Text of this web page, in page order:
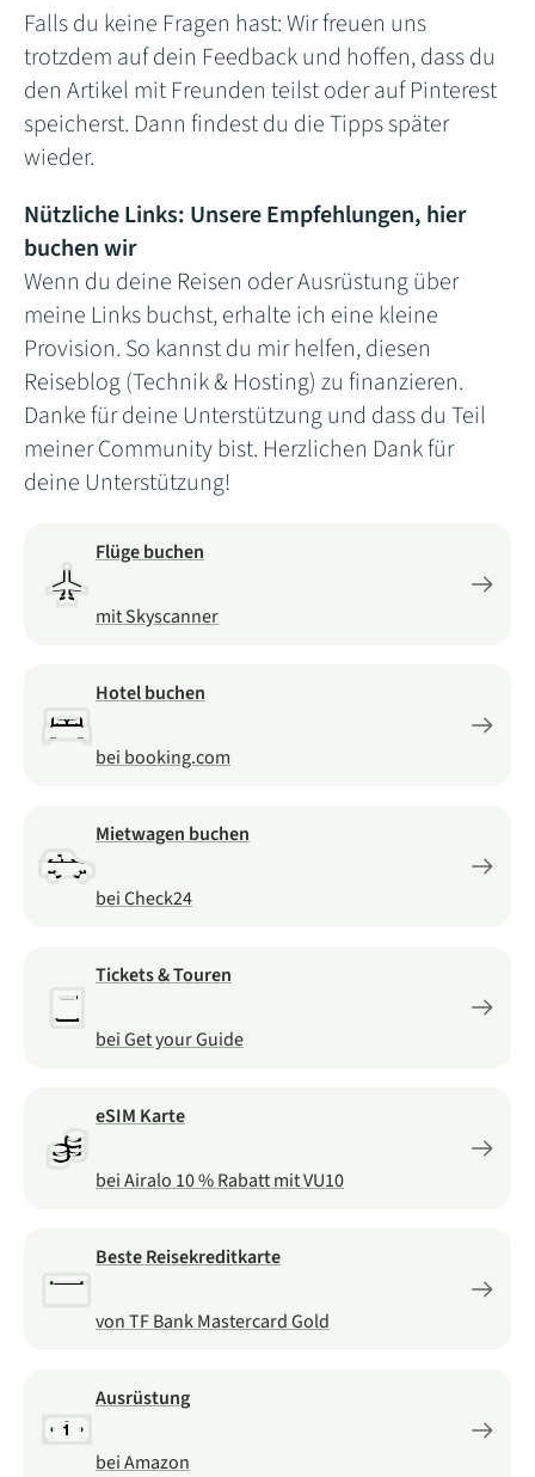
Falls du keine Fragen hast: Wir freuen uns
trotzdem auf dein Feedback und hoffen, dass du
den Artikel mit Freunden teilst oder auf Pinterest
speicherst. Dann findest du die Tipps später
wieder.
Nützliche Links: Unsere Empfehlungen, hier
buchen wir
Wenn du deine Reisen oder Ausrüstung über
meine Links buchst, erhalte ich eine kleine
Provision. So kannst du mir helfen, diesen
Reiseblog (Technik & Hosting) zu finanzieren.
Danke für deine Unterstützung und dass du Teil
meiner Community bist. Herzlichen Dank für
deine Unterstützung!
Flüge buchen
mit Skyscanner
Hotel buchen
bei booking.com
Mietwagen buchen
bei Check24
Tickets & Touren
bei Get your Guide
eSIM Karte
bei Airalo 10 % Rabatt mit VU10
Beste Reisekreditkarte
von TF Bank Mastercard Gold
Ausrüstung
bei Amazon